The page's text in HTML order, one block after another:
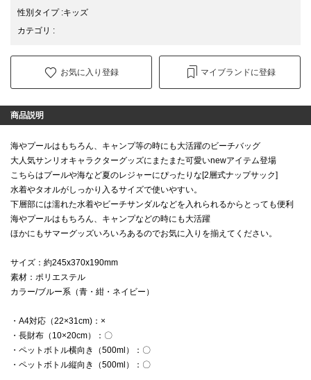
性別タイプ:キッズ
カテゴリ :
お気に入り登録 マイブランドに登録
商品説明
海やプールはもちろん、キャンプ等の時にも大活躍のビーチバッグ
大人気サンリオキャラクターグッズにまたまた可愛いnewアイテム登場
こちらはプールや海など夏のレジャーにぴったりな[2層式ナップサック]
水着やタオルがしっかり入るサイズで使いやすい。
下層部には濡れた水着やビーチサンダルなどを入れられるからとっても便利
海やプールはもちろん、キャンプなどの時にも大活躍
ほかにもサマーグッズいろいろあるのでお気に入りを揃えてください。
サイズ：約245x370x190mm
素材：ポリエステル
カラー/ブルー系（青・紺・ネイビー）
・A4対応（22×31cm)：×
・長財布（10×20cm）：〇
・ペットボトル横向き（500ml）：〇
・ペットボトル縦向き（500ml）：〇